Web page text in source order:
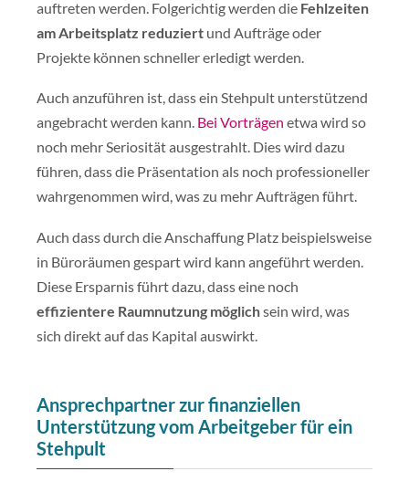
auftreten werden. Folgerichtig werden die Fehlzeiten
am Arbeitsplatz reduziert und Aufträge oder
Projekte können schneller erledigt werden.
Auch anzuführen ist, dass ein Stehpult unterstützend
angebracht werden kann. Bei Vorträgen etwa wird so
noch mehr Seriosität ausgestrahlt. Dies wird dazu
führen, dass die Präsentation als noch professioneller
wahrgenommen wird, was zu mehr Aufträgen führt.
Auch dass durch die Anschaffung Platz beispielsweise
in Büroräumen gespart wird kann angeführt werden.
Diese Ersparnis führt dazu, dass eine noch
effizientere Raumnutzung möglichsein wird, was
sich direkt auf das Kapital auswirkt.
Ansprechpartner zur finanziellen
Unterstützung vom Arbeitgeber für ein
Stehpult